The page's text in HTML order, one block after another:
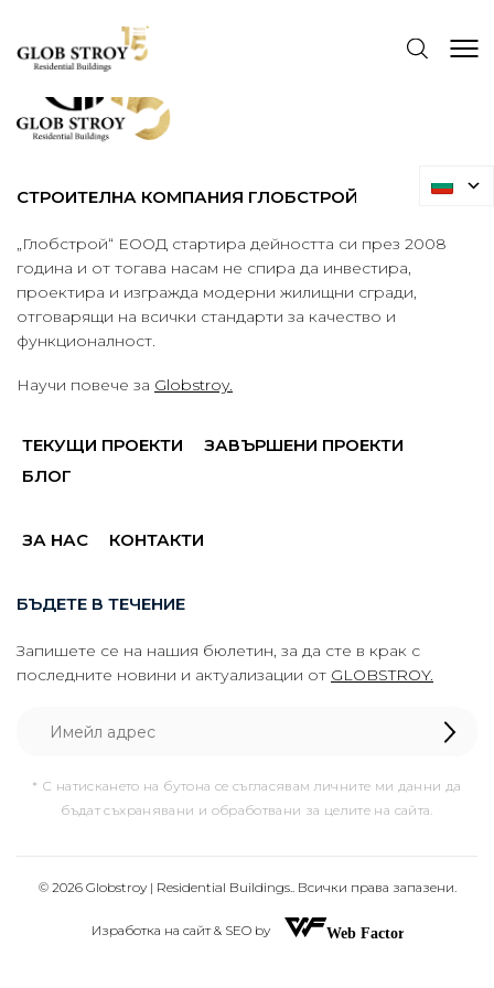
СТРОИТЕЛНА КОМПАНИЯ ГЛОБСТРОЙ
„Глобстрой“ ЕООД стартира дейността си през 2008
година и от тогава насам не спира да инвестира,
проектира и изгражда модерни жилищни сгради,
отговарящи на всички стандарти за качество и
функционалност.
Научи повече за Globstroy.
ТЕКУЩИ ПРОЕКТИ
ЗАВЪРШЕНИ ПРОЕКТИ
БЛОГ
ЗА НАС КОНТАКТИ
БЪДЕТЕ В ТЕЧЕНИЕ
Запишете се на нашия бюлетин, за да сте в крак с
последните новини и актуализации от GLOBSTROY.
* С натискането на бутона се съгласявам личните ми данни да
бъдат съхранявани и обработвани за целите на сайта.
© 2026 Globstroy | Residential Buildings.. Всички права запазени.
Изработка на сайт & SEO by